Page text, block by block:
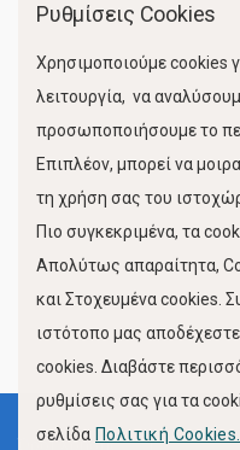
FOLLOW US
Όροι Χρήσης
Ρυθμίσεις Cookies
Χρησιμοποιούμε cookies
λειτουργία, να
προσωποποιήσουμε το
Επιπλέον, μπορεί να
τη χρήση σας του
Πιο συγκεκριμένα, τα
Απολύτως απαραίτητα,
και Στοχευμένα cookies.
ιστότοπο μας
cookies. Διαβάστε
ρυθμίσεις σας για τα
σελίδα Πολιτική Cookies.